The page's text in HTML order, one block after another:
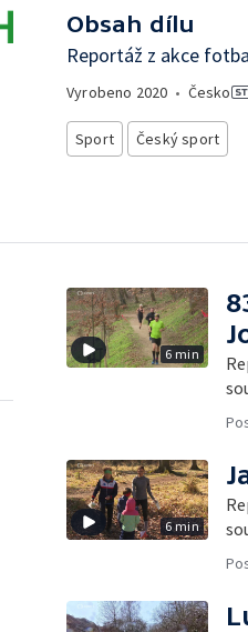
Obsah dílu
Reportáž z akce
Vyrobeno 2020 • Česko
Sport Český sport
6 min
6 min